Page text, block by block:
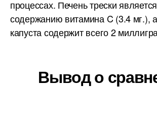
процессах. Печень трески
содержанию витамина C (3.4 мг.),
капуста содержит всего 2
Вывод о